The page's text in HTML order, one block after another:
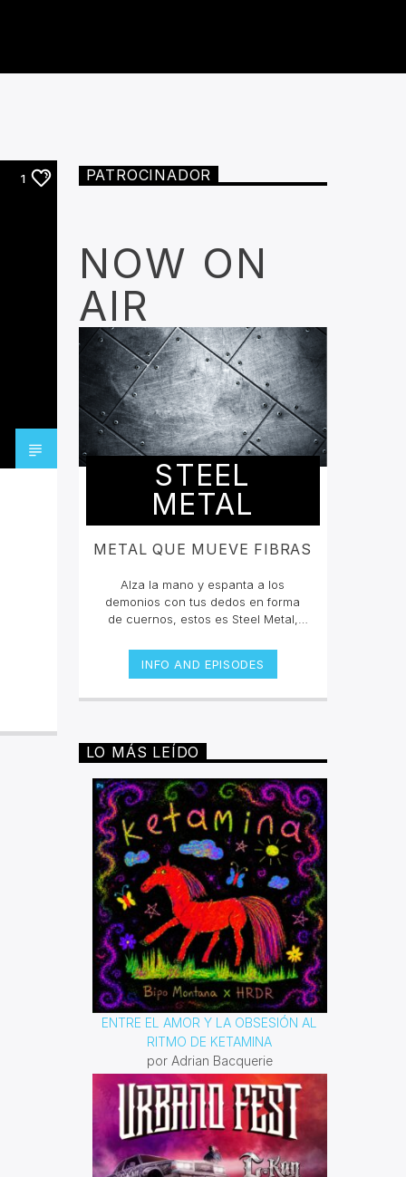
1 PATROCINADOR
NOW ON
AIR
STEEL
METAL
METAL QUE MUEVE FIBRAS
Alza la mano y espanta a los
demonios con tus dedos en forma
de cuernos, estos es Steel Metal,
pit con los grandes clásicos y los
estrenos del Rock Metal, Trash
Metal, Doom, Stoner, Nu Metal, Glam
Metal Progresivo ¡y más
ruido!Miércoles 6pm a 8 pm |
invencible.net
INFO AND EPISODES
LO MÁS LEÍDO
ENTRE EL AMOR Y LA OBSESIÓN AL
RITMO DE KETAMINA
por Adrian Bacquerie